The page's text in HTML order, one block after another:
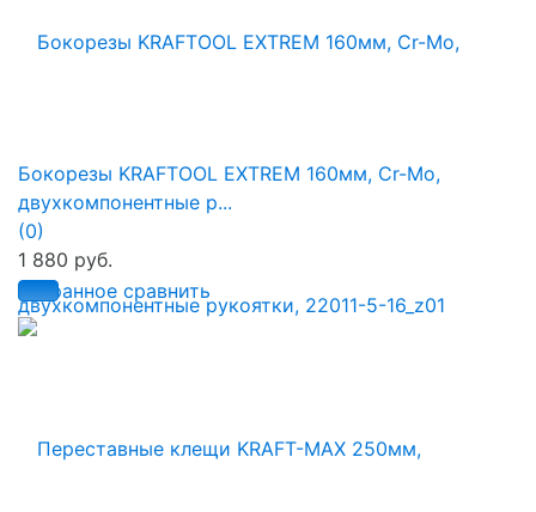
избранное сравнить
Бокорезы KRAFTOOL EXTREM 160мм, Cr-Mo,
двухкомпонентные р...
(0)
1 880 руб.